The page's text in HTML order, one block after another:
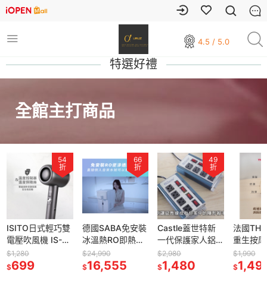
4.5 / 5.0
特選好禮
全館主打商品
66
折
德國SABA免安裝
冰溫熱RO即熱式
開飲機 SA-HQ06
冰溫熱 桌上型
$24,990
$16,555
49
折
Castle蓋世特新
一代保護家人鋁
合金延長線 防雷
擊延長線 鋁合金
插座 抗突波保護
$2,980
$1,480
74
折
法國THOMSON
重生按摩金絲玉
梳 TM-BC05DS
頭皮按摩 舒壓 按
摩梳 舒壓 風池穴
$1,990
$1,490
【法國
可視氣
SAT23A
$3,990
$